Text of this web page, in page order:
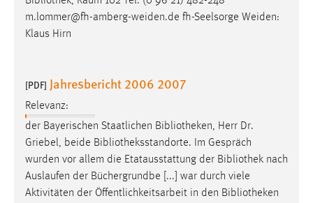
m.lommer@fh-amberg-weiden.de fh-Seelsorge Weiden:
Klaus Hirn
[PDF] Jahresbericht 2006 2007
Relevanz:
der Bayerischen Staatlichen Bibliotheken, Herr Dr.
Griebel, beide Bibliotheksstandorte. Im Gespräch
wurden vor allem die Etatausstattung der Bibliothek nach
Auslaufen der Büchergrundbe [...] war durch viele
Aktivitäten der Öffentlichkeitsarbeit in den Bibliotheken